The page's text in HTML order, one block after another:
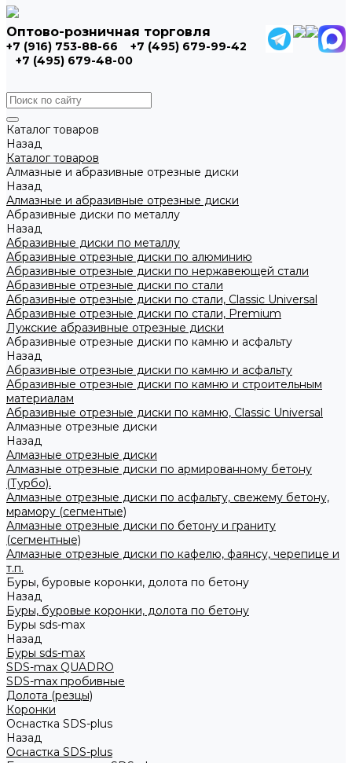
Оптово-розничная торговля
+7 (916) 753-88-66
+7 (495) 679-99-42
+7 (495) 679-48-00
Каталог товаров
Назад
Каталог товаров
Алмазные и абразивные отрезные диски
Назад
Алмазные и абразивные отрезные диски
Абразивные диски по металлу
Назад
Абразивные диски по металлу
Абразивные отрезные диски по алюминию
Абразивные отрезные диски по нержавеющей стали
Абразивные отрезные диски по стали
Абразивные отрезные диски по стали, Classic Universal
Абразивные отрезные диски по стали, Premium
Лужские абразивные отрезные диски
Абразивные отрезные диски по камню и асфальту
Назад
Абразивные отрезные диски по камню и асфальту
Абразивные отрезные диски по камню и строительным
материалам
Абразивные отрезные диски по камню, Classic Universal
Алмазные отрезные диски
Назад
Алмазные отрезные диски
Алмазные отрезные диски по армированному бетону
(Турбо).
Алмазные отрезные диски по асфальту, свежему бетону,
мрамору (сегментые)
Алмазные отрезные диски по бетону и граниту
(сегментные)
Алмазные отрезные диски по кафелю, фаянсу, черепице и
т.п.
Буры, буровые коронки, долота по бетону
Назад
Буры, буровые коронки, долота по бетону
Буры sds-max
Назад
Буры sds-max
SDS-max QUADRO
SDS-max пробивные
Долота (резцы)
Коронки
Оснастка SDS-plus
Назад
Оснастка SDS-plus